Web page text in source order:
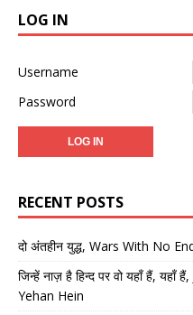
LOG IN
Username
Password
RECENT POSTS
दो अंतहीन युद्ध, Wars With No
जिन्हें नाज़ है हिन्द पर वो यहाँ हैं,
Yehan Hein